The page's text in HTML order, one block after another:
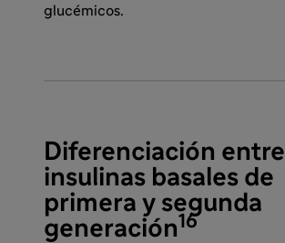
glucémicos.
Diferenciación entre
insulinas basales de
primera y segunda
generación16